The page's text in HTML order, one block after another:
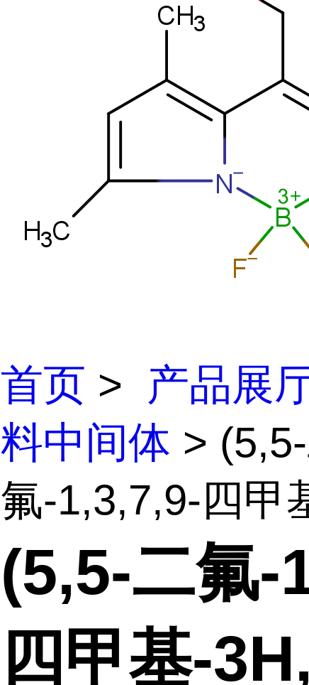
首页 > 产品展
料中间体 >
氟-1,3,7,9-四甲
(5,5-二氟-
四甲基-